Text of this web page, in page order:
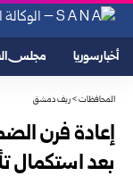
أخبار سوريا مجلس
المحافظات>ريف دمشق
إعادة فرن
بعد استكمال